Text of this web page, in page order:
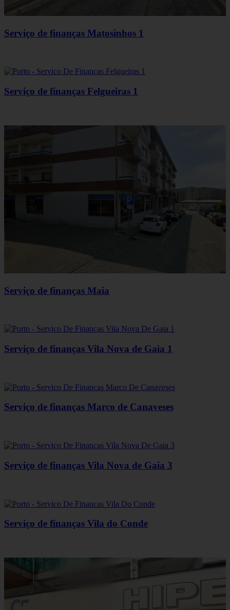
Serviço de finanças Matosinhos 1
Serviço de finanças Felgueiras 1
Serviço de finanças Maia
Serviço de finanças Vila Nova de Gaia 1
Serviço de finanças Marco de Canaveses
Serviço de finanças Vila Nova de Gaia 3
Serviço de finanças Vila do Conde